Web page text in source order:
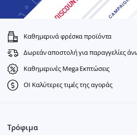
Καθημερινά φρέσκα προϊόντα
Δωρεάν αποστολή για παραγγελίες
Καθημερινές Mega Εκπτώσεις
ΟΙ Καλύτερες τιμές της αγοράς
Τρόφιμα